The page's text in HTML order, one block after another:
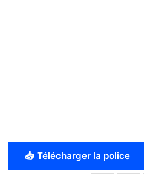
📥 Télécharger la police